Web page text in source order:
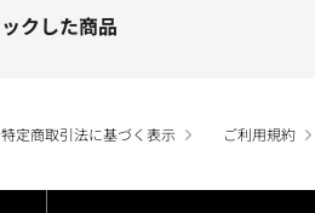
クした商品
特定商取引法に基づく表示 ご利用規約